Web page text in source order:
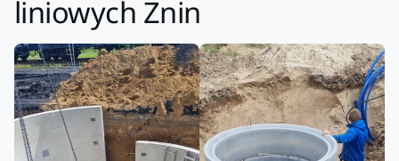
liniowych Żnin